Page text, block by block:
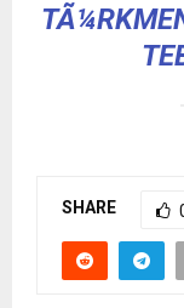
SHARE